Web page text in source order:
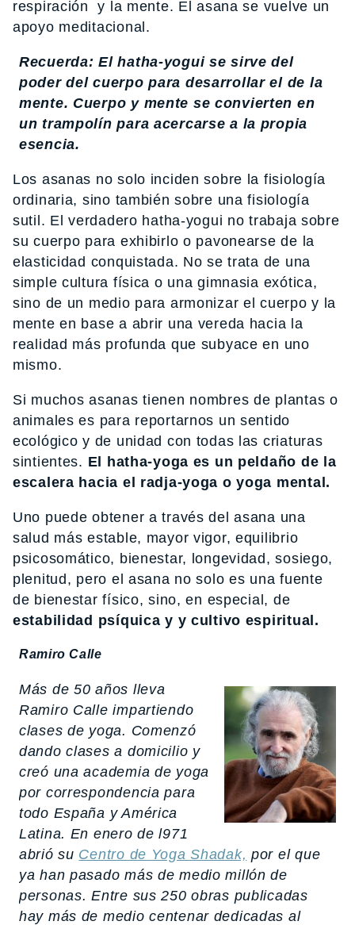
respiración y la mente. El asana se vuelve un
apoyo meditacional.
Recuerda: El hatha-yogui se sirve del
poder del cuerpo para desarrollar el de la
mente. Cuerpo y mente se convierten en
un trampolín para acercarse a la propia
esencia.
Los asanas no solo inciden sobre la fisiología
ordinaria, sino también sobre una fisiología
sutil. El verdadero hatha-yogui no trabaja sobre
su cuerpo para exhibirlo o pavonearse de la
elasticidad conquistada. No se trata de una
simple cultura física o una gimnasia exótica,
sino de un medio para armonizar el cuerpo y la
mente en base a abrir una vereda hacia la
realidad más profunda que subyace en uno
mismo.
Si muchos asanas tienen nombres de plantas o
animales es para reportarnos un sentido
ecológico y de unidad con todas las criaturas
sintientes. El hatha-yoga es un peldaño de la
escalera hacia el radja-yoga o yoga mental.
Uno puede obtener a través del asana una
salud más estable, mayor vigor, equilibrio
psicosomático, bienestar, longevidad, sosiego,
plenitud, pero el asana no solo es una fuente
de bienestar físico, sino, en especial, de
estabilidad psíquica y y cultivo espiritual.
Ramiro Calle
Más de 50 años lleva
Ramiro Calle impartiendo
clases de yoga. Comenzó
dando clases a domicilio y
creó una academia de yoga
por correspondencia para
todo España y América
Latina. En enero de l971
abrió su Centro de Yoga Shadak, por el que
ya han pasado más de medio millón de
personas. Entre sus 250 obras publicadas
hay más de medio centenar dedicadas al